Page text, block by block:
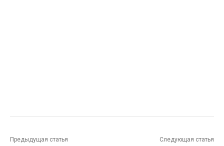
Предыдущая статья Следующая статья